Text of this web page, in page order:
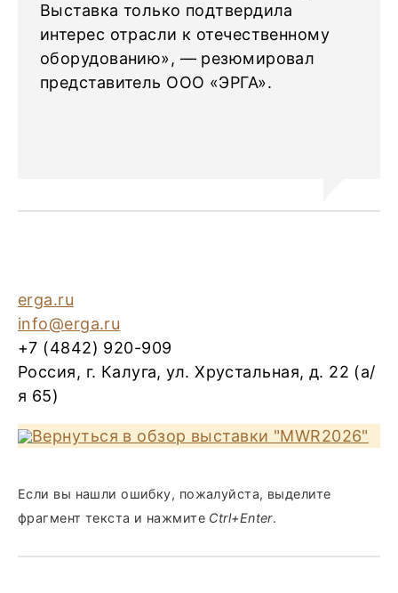
Выставка только подтвердила
интерес отрасли к отечественному
оборудованию», — резюмировал
представитель ООО «ЭРГА».
erga.ru
info@erga.ru
+7 (4842) 920-909
Россия, г. Калуга, ул. Хрустальная, д. 22 (а/
я 65)
Вернуться в обзор выставки "MWR2026"
Если вы нашли ошибку, пожалуйста, выделите
фрагмент текста и нажмите Ctrl+Enter.